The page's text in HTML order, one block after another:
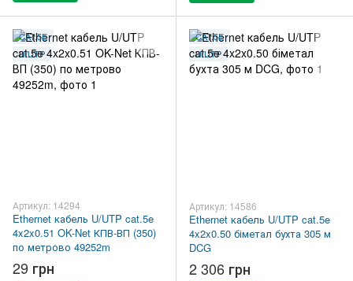
CAT.5E
U/UTP
Артикул: 14294
Ethernet кабель U/UTP cat.5e
4x2x0.51 OK-Net КПВ-ВП (350)
по метрово 49252m
29 грн
CAT.5E
U/UTP
Артикул: 14586
Ethernet кабель U/UTP cat.5e
4x2x0.50 біметал бухта 305 м
DCG
2 306 грн